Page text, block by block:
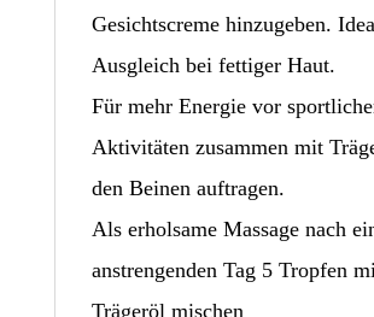
Gesichtscreme hinzugeben.
Ausgleich bei fettiger Haut.
Für mehr Energie vor
Aktivitäten zusammen mit
den Beinen auftragen.
Als erholsame Massage nach
anstrengenden Tag 5 Tropfen
Trägeröl mischen